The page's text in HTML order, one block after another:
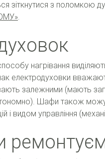
зіткнутися з поломкою
.
нагрівання
електродуховки
залежними (мають
Шафи також
і видом управління